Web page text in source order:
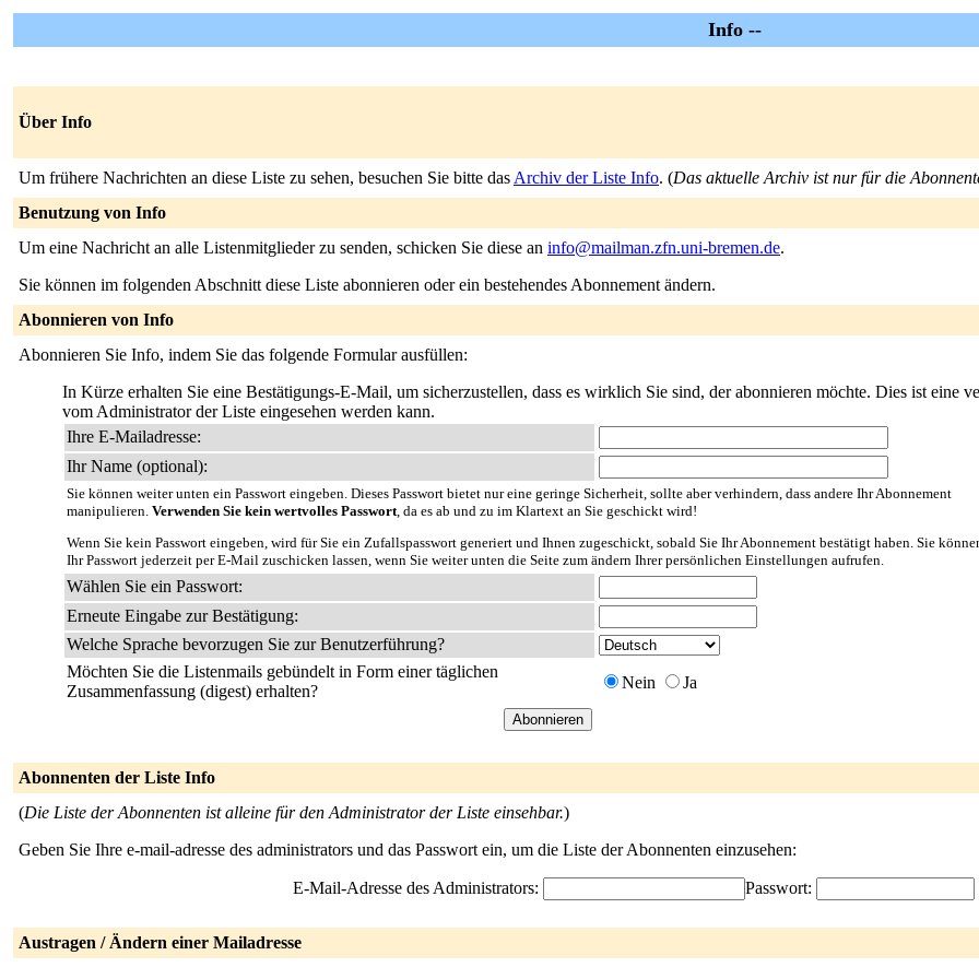
Info --
Über Info
Um frühere Nachrichten an diese Liste zu sehen, besuchen Sie bitte das Archiv der Liste Info. (Das aktuelle Archiv ist nur für die
Benutzung von Info
Um eine Nachricht an alle Listenmitglieder zu senden, schicken Sie diese an info@mailman.zfn.uni-bremen.de.
Sie können im folgenden Abschnitt diese Liste abonnieren oder ein bestehendes Abonnement ändern.
Abonnieren von Info
Abonnieren Sie Info, indem Sie das folgende Formular ausfüllen:
In Kürze erhalten Sie eine Bestätigungs-E-Mail, um sicherzustellen, dass es wirklich Sie sind, der abonnieren möchte. Dies ist eine
vom Administrator der Liste eingesehen werden kann.
Ihre E-Mailadresse:
Ihr Name (optional):
Sie können weiter unten ein Passwort eingeben. Dieses Passwort bietet nur eine geringe Sicherheit, sollte aber verhindern, dass andere Ihr Abonnement
manipulieren. Verwenden Sie kein wertvolles Passwort, da es ab und zu im Klartext an Sie geschickt wird!
Wenn Sie kein Passwort eingeben, wird für Sie ein Zufallspasswort generiert und Ihnen zugeschickt, sobald Sie Ihr Abonnement bestätigt haben. Sie
Ihr Passwort jederzeit per E-Mail zuschicken lassen, wenn Sie weiter unten die Seite zum ändern Ihrer persönlichen Einstellungen aufrufen.
Wählen Sie ein Passwort:
Erneute Eingabe zur Bestätigung:
Welche Sprache bevorzugen Sie zur Benutzerführung?
Möchten Sie die Listenmails gebündelt in Form einer täglichen
Zusammenfassung (digest) erhalten?
Nein Ja
Abonnenten der Liste Info
(Die Liste der Abonnenten ist alleine für den Administrator der Liste einsehbar.)
Geben Sie Ihre e-mail-adresse des administrators und das Passwort ein, um die Liste der Abonnenten einzusehen:
E-Mail-Adresse des Administrators: Passwort:
Austragen / Ändern einer Mailadresse